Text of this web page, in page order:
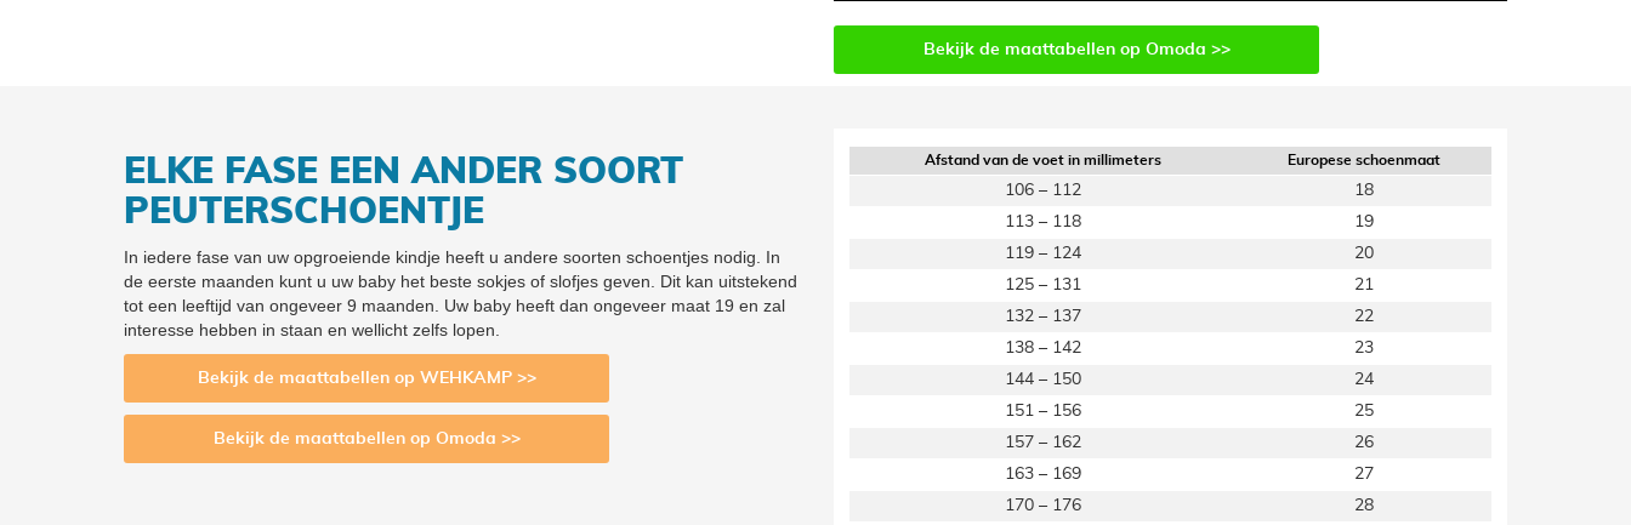
40 7
Bekijk de maattabellen op Omoda >>
ELKE FASE EEN ANDER SOORT
PEUTERSCHOENTJE
In iedere fase van uw opgroeiende kindje heeft u andere soorten schoentjes nodig. In
de eerste maanden kunt u uw baby het beste sokjes of slofjes geven. Dit kan uitstekend
tot een leeftijd van ongeveer 9 maanden. Uw baby heeft dan ongeveer maat 19 en zal
interesse hebben in staan en wellicht zelfs lopen.
Bekijk de maattabellen op WEHKAMP >>
Bekijk de maattabellen op Omoda >>
Afstand van de voet in millimeters Europese schoenmaat
106 – 112
18
113 – 118
19
119 – 124
20
125 – 131
21
132 – 137
22
138 – 142
23
144 – 150
24
151 – 156
25
157 – 162
26
163 – 169
27
170 – 176
28